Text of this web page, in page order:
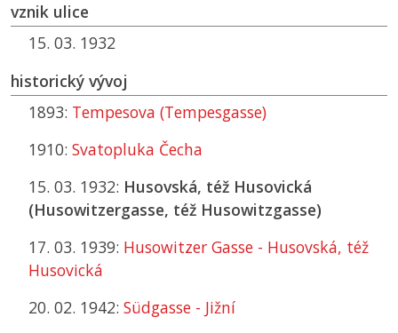
vznik ulice
15. 03. 1932
historický vývoj
1893: Tempesova (Tempesgasse)
1910: Svatopluka Čecha
15. 03. 1932: Husovská, též Husovická
(Husowitzergasse, též Husowitzgasse)
17. 03. 1939: Husowitzer Gasse - Husovská, též
Husovická
20. 02. 1942: Südgasse - Jižní